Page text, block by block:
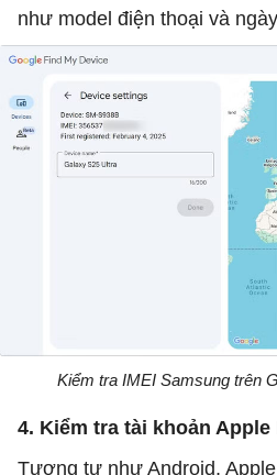
như model điện thoại và
Kiểm tra IMEI Samsung trên
4. Kiểm tra tài khoản
Tương tự như Android,